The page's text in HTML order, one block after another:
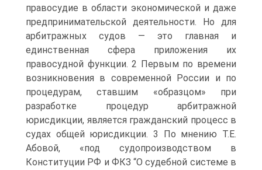
правосудие в области экономической и даже
предпринимательской деятельности. Но для
арбитражных судов — это главная и
единственная сфера приложения их
правосудной функции. 2 Первым по времени
возникновения в современной России и по
процедурам, ставшим «образцом» при
разработке процедур арбитражной
юрисдикции, является гражданский процесс в
судах общей юрисдикции. 3 По мнению Т.Е.
Абовой, «под судопроизводством в
Конституции РФ и ФКЗ “О судебной системе в